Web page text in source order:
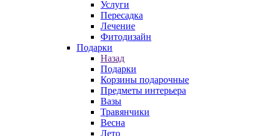
Услуги
Пересадка
Лечение
Фитодизайн
Подарки
Назад
Подарки
Корзины подарочные
Предметы интерьера
Вазы
Травянчики
Весна
Лето